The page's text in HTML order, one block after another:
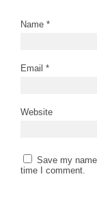
Name *
Email *
Website
Save my
time I comment.